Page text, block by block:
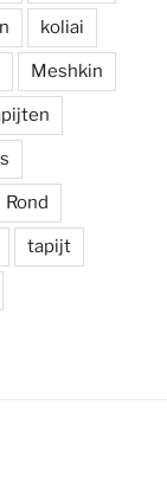
koliai
Meshkin
Rond
tapijt